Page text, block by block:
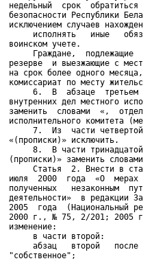
недельный  срок
безопасности Республики
исключением случаев
исполнять   иные
воинском учете.
Граждане,  подлежащие
резерве  и выезжающие с
на срок более одного
комиссариат по месту
6.  В  абзаце  третьем
внутренних дел местного
заменить  словами  «,
исполнительного комитета
7.  Из  части
«(прописки)» исключить.
8.  В части
(прописки)» заменить
Статья  2. Внести в
июля  2000  года  «О  мерах
полученных   незаконным
деятельности»  в редакции
2005  года  (Национальный
2000 г., № 75, 2/201; 2005
изменение:
     в части второй:
абзац   второй   после
"собственное";